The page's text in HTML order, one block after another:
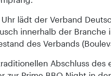
Uhr lädt der Verband
innerhalb der Branche
des Verbands
Abschluss des